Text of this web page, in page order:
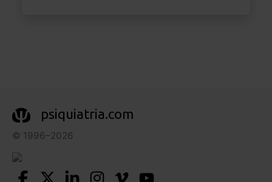
psiquiatria.com
© 1996–2026